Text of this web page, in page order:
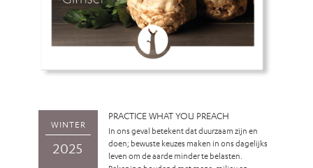
WINTER
2025
PRACTICE WHAT YOU PREACH
In ons geval betekent dat duurzaam zijn en
doen; bewuste keuzes maken in ons dagelijks
leven om de aarde minder te belasten.